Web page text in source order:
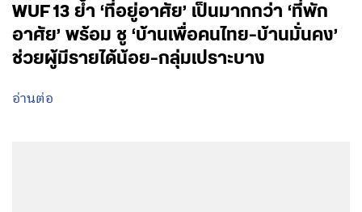
WUF 13 ย้ำ ‘ที่อยู่อาศัย’ เป็นมากกว่า ‘ที่พัก
อาศัย’ พร้อม ชู ‘บ้านเพื่อคนไทย-บ้านมั่นคง’
ช่วยผู้มีรายได้น้อย-กลุ่มเปราะบาง
อ่านต่อ